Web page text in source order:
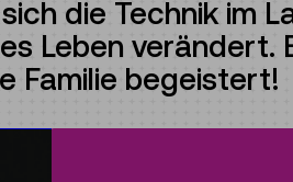
die Technik im
Leben verändert.
Familie begeistert!